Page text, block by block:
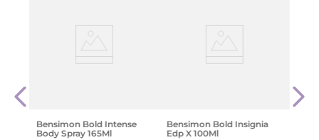
Bensimon Bold Intense
Body Spray 165Ml
Bensimon Bold Insignia
Edp X 100Ml